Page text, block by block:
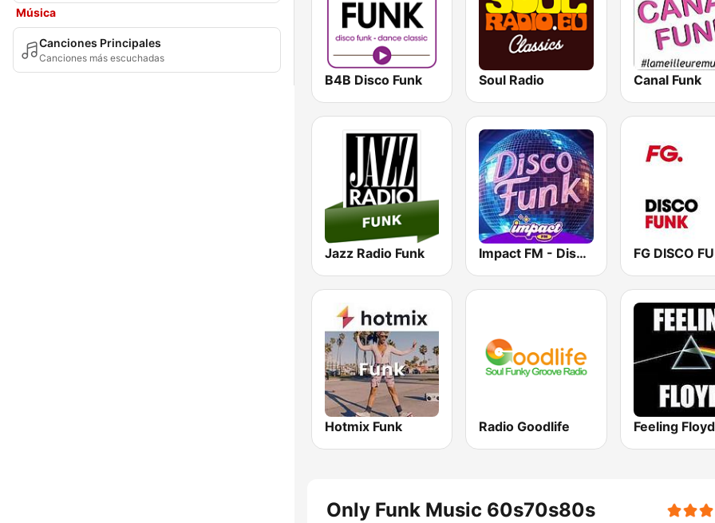
Música
Canciones Principales
Canciones más escuchadas
B4B Disco Funk Soul Radio Canal Funk
Jazz Radio Funk Impact FM - Disco Funk FG DISCO
Hotmix Funk Radio Goodlife Feeling Floyd
Only Funk Music 60s70s80s